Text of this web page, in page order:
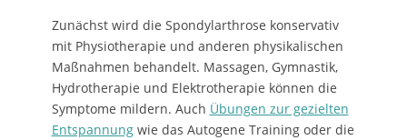
Zunächst wird die Spondylarthrose konservativ
mit Physiotherapie und anderen physikalischen
Maßnahmen behandelt. Massagen, Gymnastik,
Hydrotherapie und Elektrotherapie können die
Symptome mildern. Auch Übungen zur gezielten
Entspannungwie das Autogene Training oder die